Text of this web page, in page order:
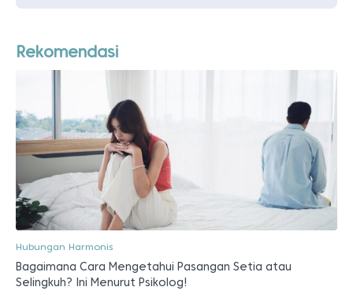
Rekomendasi
Hubungan Harmonis
Bagaimana Cara Mengetahui Pasangan Setia atau
Selingkuh? Ini Menurut Psikolog!